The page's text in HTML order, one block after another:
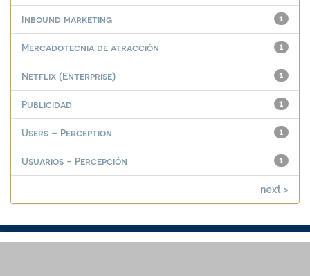
1
Inbound marketing
1
Mercadotecnia de atracción
1
Netflix (Enterprise)
1
Publicidad
1
Users – Perception
1
Usuarios - Percepción
next >